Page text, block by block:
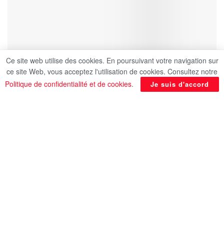
Ce site web utilise des cookies. En poursuivant votre navigation sur
ce site Web, vous acceptez l'utilisation de cookies. Consultez notre
Politique de confidentialité et de cookies. Je suis d'accord